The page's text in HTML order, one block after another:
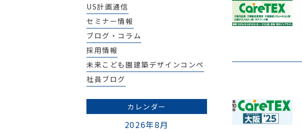
US計画通信
セミナー情報
ブログ・コラム
採用情報
未来こども園建築デザインコンペ
社員ブログ
カレンダー
2026年8月